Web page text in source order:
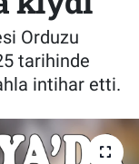
Orduzu
tarihinde
intihar etti.